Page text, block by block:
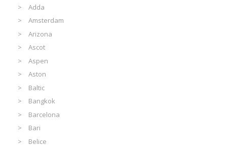
Adda
Amsterdam
Arizona
Ascot
Aspen
Aston
Baltic
Bangkok
Barcelona
Bari
Belice